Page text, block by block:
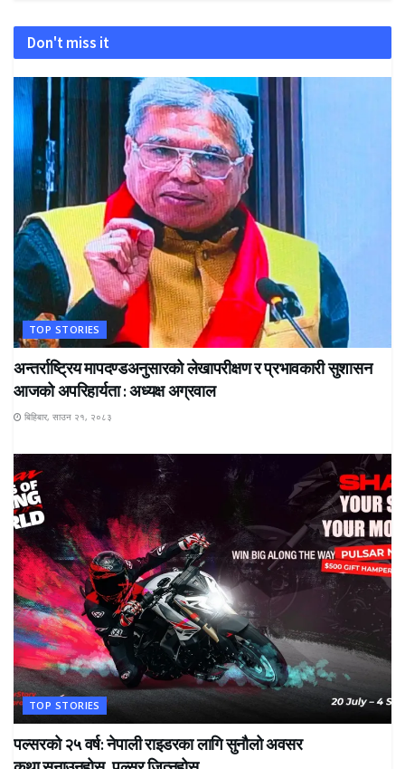
Don't miss it
TOP STORIES
अन्तर्राष्ट्रिय मापदण्डअनुसारको लेखापरीक्षण र प्रभावकारी सुशासन
आजको अपरिहार्यता : अध्यक्ष अग्रवाल
बिहिबार, साउन २१, २०८३
TOP STORIES
पल्सरको २५ वर्ष: नेपाली राइडरका लागि सुनौलो अवसर